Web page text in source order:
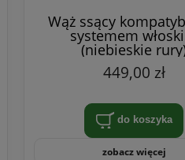
Wąż ssący
systemem
(niebieskie
449,00 zł
do koszyka
zobacz więcej